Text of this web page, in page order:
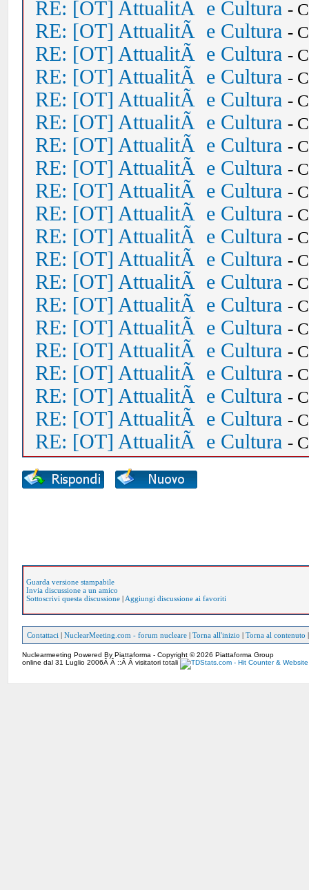
RE: [OT] AttualitÃ e Cultura -
RE: [OT] AttualitÃ e Cultura -
RE: [OT] AttualitÃ e Cultura -
RE: [OT] AttualitÃ e Cultura -
RE: [OT] AttualitÃ e Cultura -
RE: [OT] AttualitÃ e Cultura -
RE: [OT] AttualitÃ e Cultura -
RE: [OT] AttualitÃ e Cultura -
RE: [OT] AttualitÃ e Cultura -
RE: [OT] AttualitÃ e Cultura -
RE: [OT] AttualitÃ e Cultura -
RE: [OT] AttualitÃ e Cultura -
RE: [OT] AttualitÃ e Cultura -
RE: [OT] AttualitÃ e Cultura -
RE: [OT] AttualitÃ e Cultura -
RE: [OT] AttualitÃ e Cultura -
RE: [OT] AttualitÃ e Cultura -
RE: [OT] AttualitÃ e Cultura -
RE: [OT] AttualitÃ e Cultura -
RE: [OT] AttualitÃ e Cultura -
Guarda versione stampabile
Invia discussione a un amico
Sottoscrivi questa discussione | Aggiungi discussione ai favoriti
Contattaci |NuclearMeeting.com - forum nucleare |Torna all'inizio |Torna al contenuto
Nuclearmeeting Powered By Piattaforma - Copyright © 2026 Piattaforma Group
online dal 31 Luglio 2006Â Â ::Â Â visitatori totali